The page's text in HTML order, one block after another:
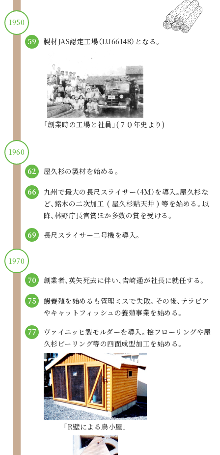
1950
59
製材JAS認定工場（LU66148）となる。
「創業時の工場と社員」(７０年史より)
1960
62
屋久杉の製材を始める。
66 九州で最大の長尺スライサー（4Ｍ）を導入｡屋久杉な
ど、銘木の二次加工 ( 屋久杉貼天井 ) 等を始める。以
降、林野庁長官賞ほか多数の賞を受ける。
69
長尺スライサー二号機を導入。
1970
70
創業者、英矢死去に伴い、 𠮷崎通が社長に就任する。
75 鰻養殖を始めるも管理ミスで失敗。 その後、テラピア
やキャットフィッシュの養殖事業を始める。
77
ヴァイニッヒ製モルダーを導入。桧フローリングや屋
久杉ピーリング等の四面成型加工を始める。
「R壁による鳥小屋」